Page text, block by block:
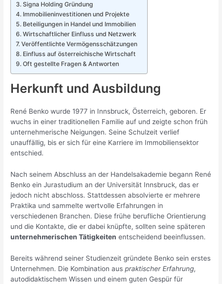
Signa Holding Gründung
Immobilieninvestitionen und Projekte
Beteiligungen in Handel und Immobilien
Wirtschaftlicher Einfluss und Netzwerk
Veröffentlichte Vermögensschätzungen
Einfluss auf österreichische Wirtschaft
Oft gestellte Fragen & Antworten
Herkunft und Ausbildung
René Benko wurde 1977 in Innsbruck, Österreich, geboren. Er
wuchs in einer traditionellen Familie auf und zeigte schon früh
unternehmerische Neigungen. Seine Schulzeit verlief
unauffällig, bis er sich für eine Karriere im Immobiliensektor
entschied.
Nach seinem Abschluss an der Handelsakademie begann René
Benko ein Jurastudium an der Universität Innsbruck, das er
jedoch nicht abschloss. Stattdessen absolvierte er mehrere
Praktika und sammelte wertvolle Erfahrungen in
verschiedenen Branchen. Diese frühe berufliche Orientierung
und die Kontakte, die er dabei knüpfte, sollten seine späteren
unternehmerischen Tätigkeiten entscheidend beeinflussen.
Bereits während seiner Studienzeit gründete Benko sein erstes
Unternehmen. Die Kombination auspraktischer Erfahrung,
autodidaktischem Wissen und einem guten Gespür für